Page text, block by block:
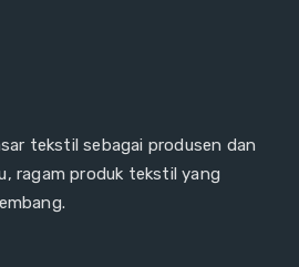
tekstil sebagai produsen dan
ragam produk tekstil yang